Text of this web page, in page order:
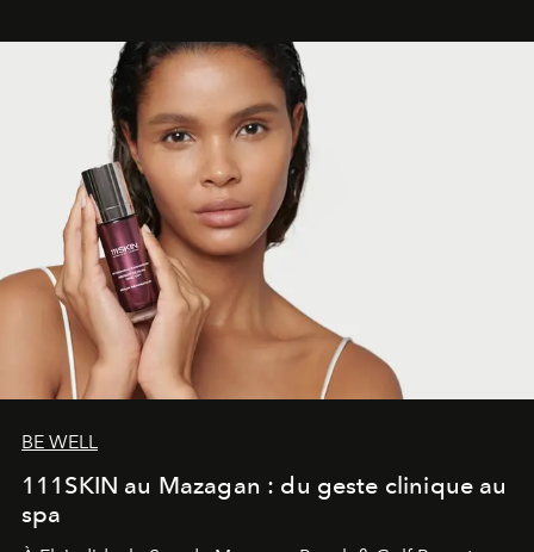
BE WELL
111SKIN au Mazagan : du geste clinique au
spa